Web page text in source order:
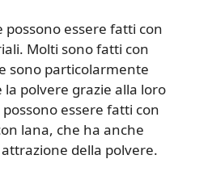
essere fatti con
Molti sono fatti con
sono particolarmente
polvere grazie alla loro
essere fatti con
lana, che ha anche
della polvere.